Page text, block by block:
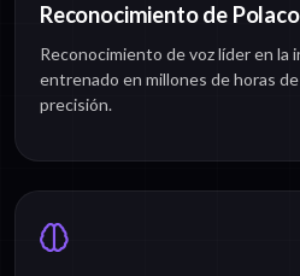
Reconocimiento de
Reconocimiento de voz líder en la
entrenado en millones de horas de
precisión.